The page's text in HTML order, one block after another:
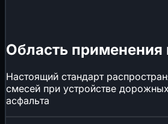
Область применения
Настоящий стандарт
смесей при устройстве
асфальта